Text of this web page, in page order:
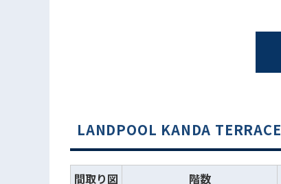
LANDPOOL KANDA TERRACE
間取り図 階数